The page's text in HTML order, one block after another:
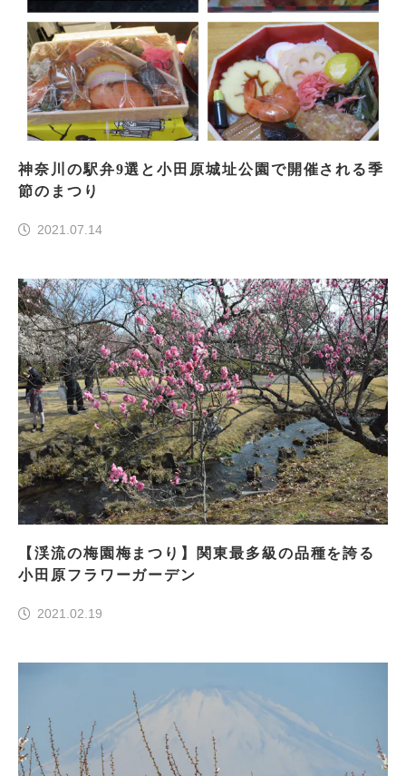
神奈川の駅弁9選と小田原城址公園で開催される季
節のまつり
2021.07.14
【渓流の梅園梅まつり】関東最多級の品種を誇る
小田原フラワーガーデン
2021.02.19